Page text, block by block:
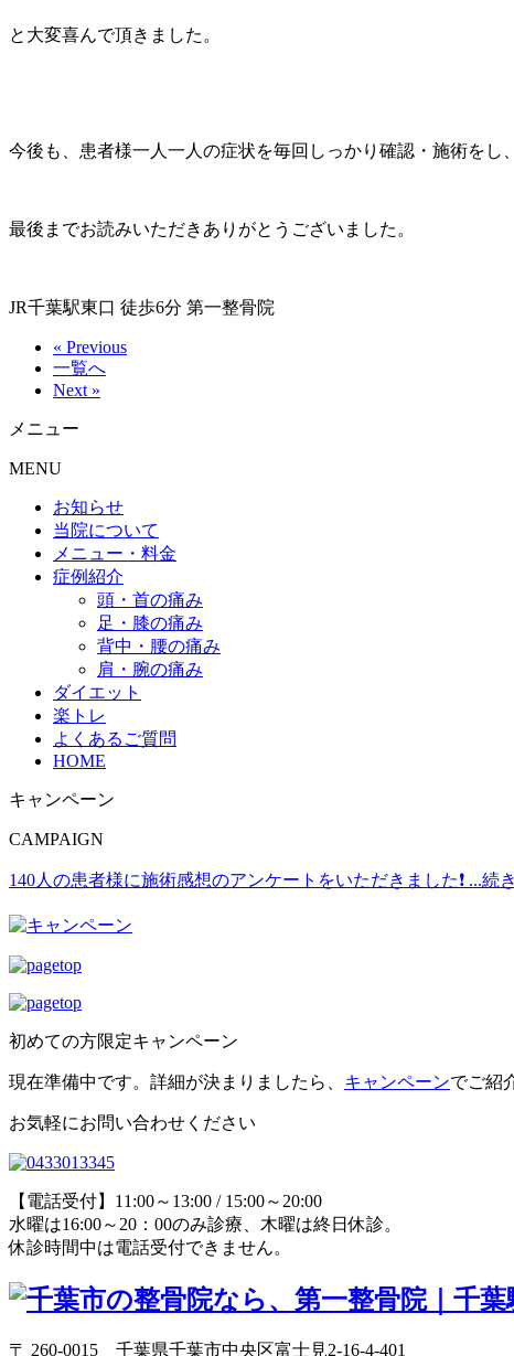
と大変喜んで頂きました。
今後も、患者様一人一人の症状を毎回しっかり確認・施術を
最後までお読みいただきありがとうございました。
JR千葉駅東口 徒歩6分 第一整骨院
« Previous
一覧へ
Next »
メニュー
MENU
お知らせ
当院について
メニュー・料金
症例紹介
頭・首の痛み
足・膝の痛み
背中・腰の痛み
肩・腕の痛み
ダイエット
楽トレ
よくあるご質問
HOME
キャンペーン
CAMPAIGN
140人の患者様に施術感想のアンケートをいただきました❗ ...続
初めての方限定キャンペーン
現在準備中です。詳細が決まりましたら、 キャンペーンでご紹
お気軽にお問い合わせください
【電話受付】11:00～13:00 / 15:00～20:00
水曜は16:00～20：00のみ診療、木曜は終日休診。
休診時間中は電話受付できません。
〒 260-0015 千葉県千葉市中央区富士見2-16-4-401